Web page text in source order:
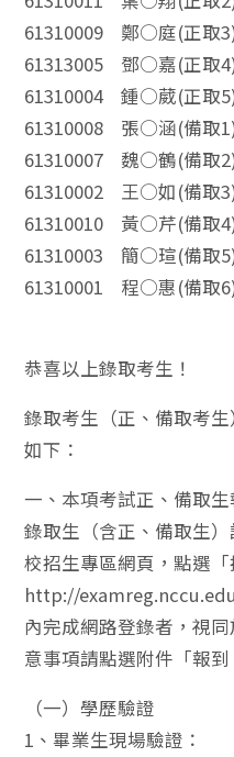
61310009 鄭○庭(正取
61313005 鄧○嘉(正取
61310004 鍾○葳(正取
61310008 張○涵(備取
61310007 魏○鶴(備取
61310002 王○如(備取
61310010 黃○芹(備取
61310003 簡○瑄(備取
61310001 程○惠(備取
恭喜以上錄取考生！
錄取考生（正、備取考
如下：
一、本項考試正、備取
錄取生（含正、備取生
校招生專區網頁，點選
http://
內完成網路登錄者，視
意事項請點選附件「報到
（一）學歷驗證
1、畢業生現場驗證：